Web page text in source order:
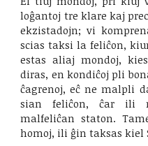
loĝantoj tre klare kaj
ekzistadojn; vi
scias taksi la feliĉon,
estas aliaj mondoj,
diras, en kondiĉoj pli
ĉagrenoj, eĉ ne malpli
sian feliĉon, ĉar ili
malfeliĉan staton.
homoj, ili ĝin taksas kiel